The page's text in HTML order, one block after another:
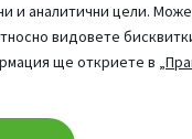
и аналитични цели.
видовете
ще откриете в